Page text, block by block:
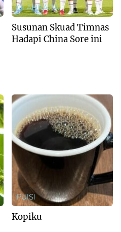
OLAHRAGA
Susunan Skuad Timnas
Hadapi China Sore ini
PUISI
Kopiku